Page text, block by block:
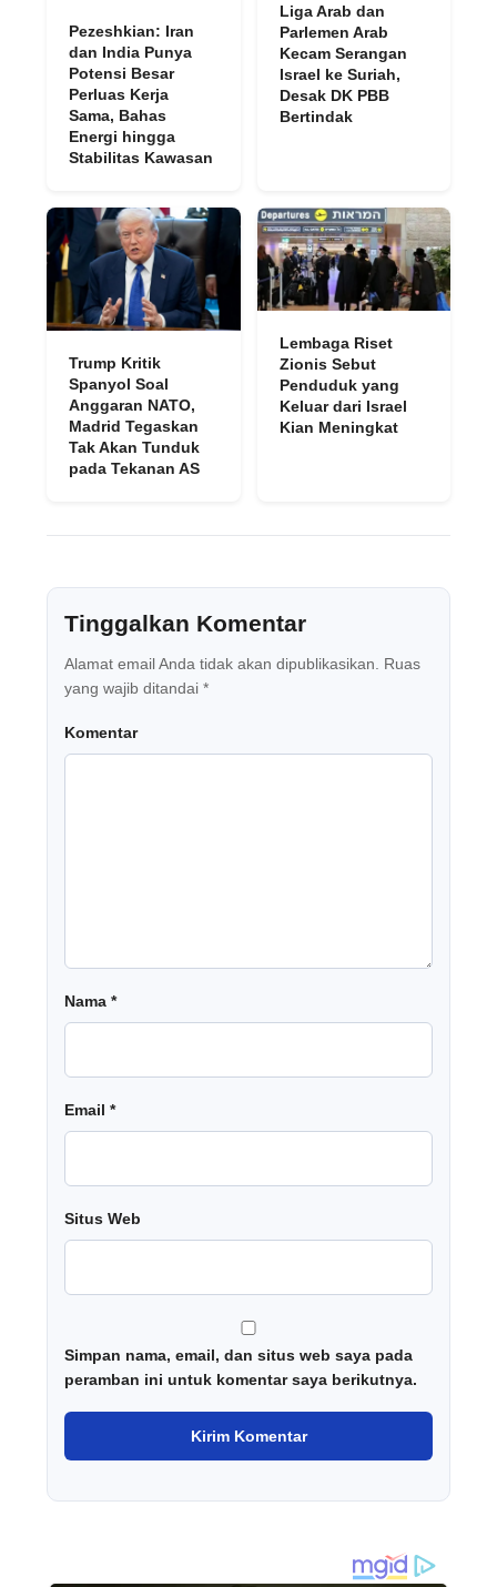
Pezeshkian: Iran
dan India Punya
Potensi Besar
Perluas Kerja
Sama, Bahas
Energi hingga
Stabilitas Kawasan
Liga Arab dan
Parlemen Arab
Kecam Serangan
Israel ke Suriah,
Desak DK PBB
Bertindak
Trump Kritik
Spanyol Soal
Anggaran NATO,
Madrid Tegaskan
Tak Akan Tunduk
pada Tekanan AS
Lembaga Riset
Zionis Sebut
Penduduk yang
Keluar dari Israel
Kian Meningkat
Tinggalkan Komentar
Alamat email Anda tidak akan dipublikasikan.
Ruas
yang wajib ditandai *
Komentar
Nama *
Email *
Situs Web
Simpan nama, email, dan situs web saya pada
peramban ini untuk komentar saya berikutnya.